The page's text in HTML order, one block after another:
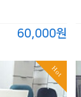
60,000원
Hot